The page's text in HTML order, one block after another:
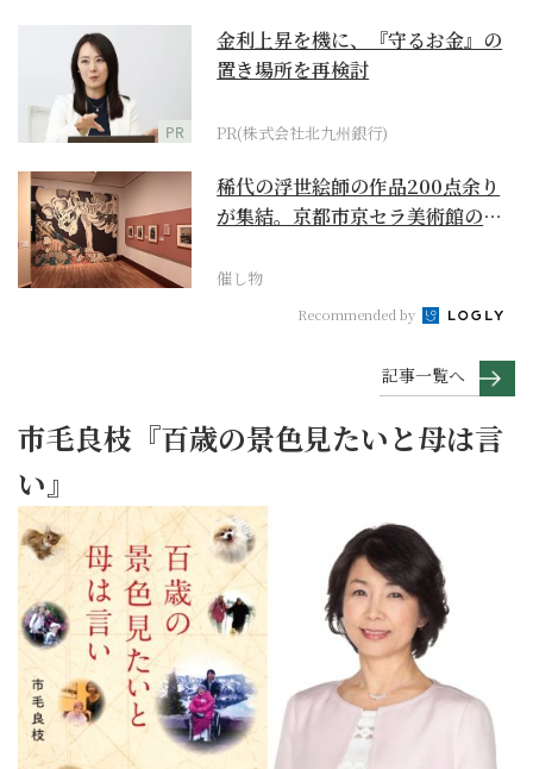
PR
金利上昇を機に、『守るお金』の
置き場所を再検討
PR(株式会社北九州銀行)
稀代の浮世絵師の作品200点余り
が集結。京都市京セラ美術館の
催し物
Recommended by
記事一覧へ
市毛良枝『百歳の景色見たいと母は言
い』